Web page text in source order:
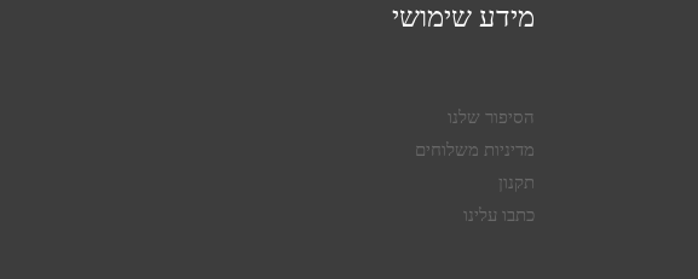
מידע שימושי
הסיפור שלנו
מדיניות משלוחים
תקנון
כתבו עלינו